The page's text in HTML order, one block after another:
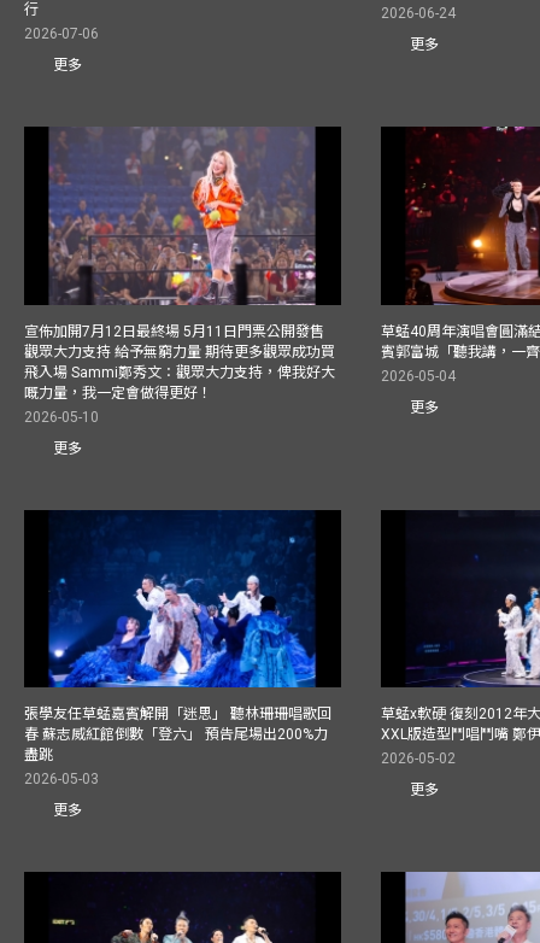
行
2026-07-06
更多
2026-06-24
更多
宣佈加開7月12日最終場 5月11日門票公開發售
觀眾大力支持 給予無窮力量 期待更多觀眾成功買
飛入場 Sammi鄭秀文：觀眾大力支持，俾我好大
嘅力量，我一定會做得更好！
2026-05-10
更多
草蜢40周年演唱會圓滿
賓郭富城「聽我講，一
2026-05-04
更多
張學友任草蜢嘉賓解開「迷思」 聽林珊珊唱歌回
春 蘇志威紅館倒數「登六」 預告尾場出200%力
盡跳
2026-05-03
更多
草蜢x軟硬 復刻2012年
XXL版造型鬥唱鬥嘴 鄭
2026-05-02
更多